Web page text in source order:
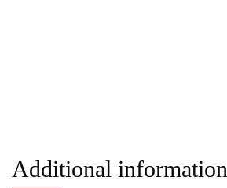
Additional information